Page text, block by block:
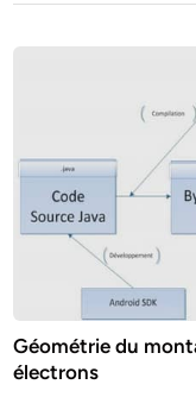
Géométrie du
électrons